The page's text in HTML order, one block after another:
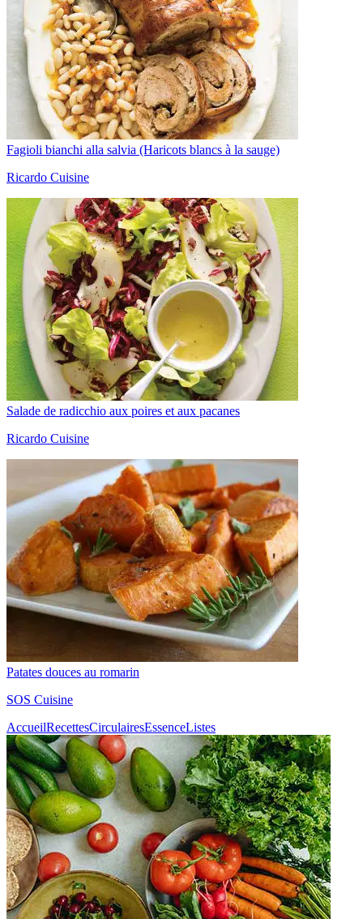
Fagioli bianchi alla salvia (Haricots blancs à la sauge)
Ricardo Cuisine
Salade de radicchio aux poires et aux pacanes
Ricardo Cuisine
Patates douces au romarin
SOS Cuisine
AccueilRecettesCirculairesEssenceListes